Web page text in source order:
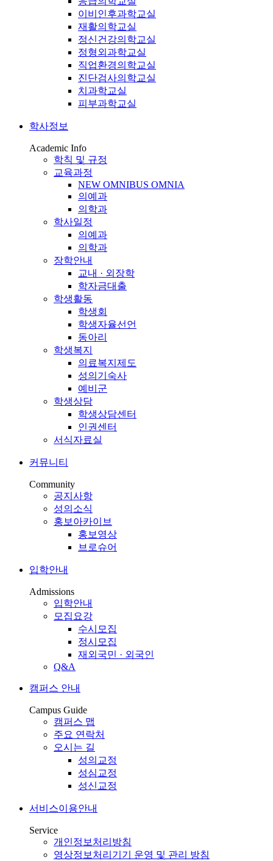
이비인후과학교실
재활의학교실
정신건강의학교실
정형외과학교실
직업환경의학교실
진단검사의학교실
치과학교실
피부과학교실
학사정보
Academic Info
학칙 및 규정
교육과정
NEW OMNIBUS OMNIA
의예과
의학과
학사일정
의예과
의학과
장학안내
교내 · 외장학
학자금대출
학생활동
학생회
학생자율선언
동아리
학생복지
의료복지제도
성의기숙사
예비군
학생상담
학생상담센터
인권센터
서식자료실
커뮤니티
Community
공지사항
성의소식
홍보아카이브
홍보영상
브로슈어
입학안내
Admissions
입학안내
모집요강
수시모집
정시모집
재외국민 · 외국인
Q&A
캠퍼스 안내
Campus Guide
캠퍼스 맵
주요 연락처
오시는 길
성의교정
성심교정
성신교정
서비스이용안내
Service
개인정보처리방침
영상정보처리기기 운영 및 관리 방침